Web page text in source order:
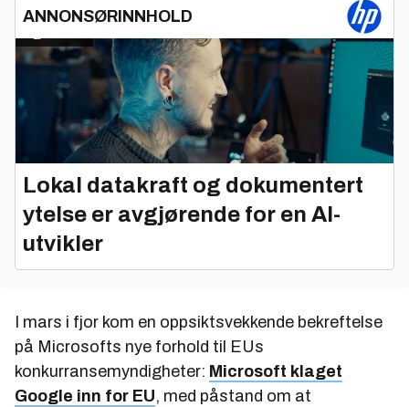
ANNONSØRINNHOLD
Lokal datakraft og dokumentert
ytelse er avgjørende for en AI-
utvikler
I mars i fjor kom en oppsiktsvekkende bekreftelse
på Microsofts nye forhold til EUs
konkurransemyndigheter: Microsoft klaget
Google inn for EU, med påstand om at